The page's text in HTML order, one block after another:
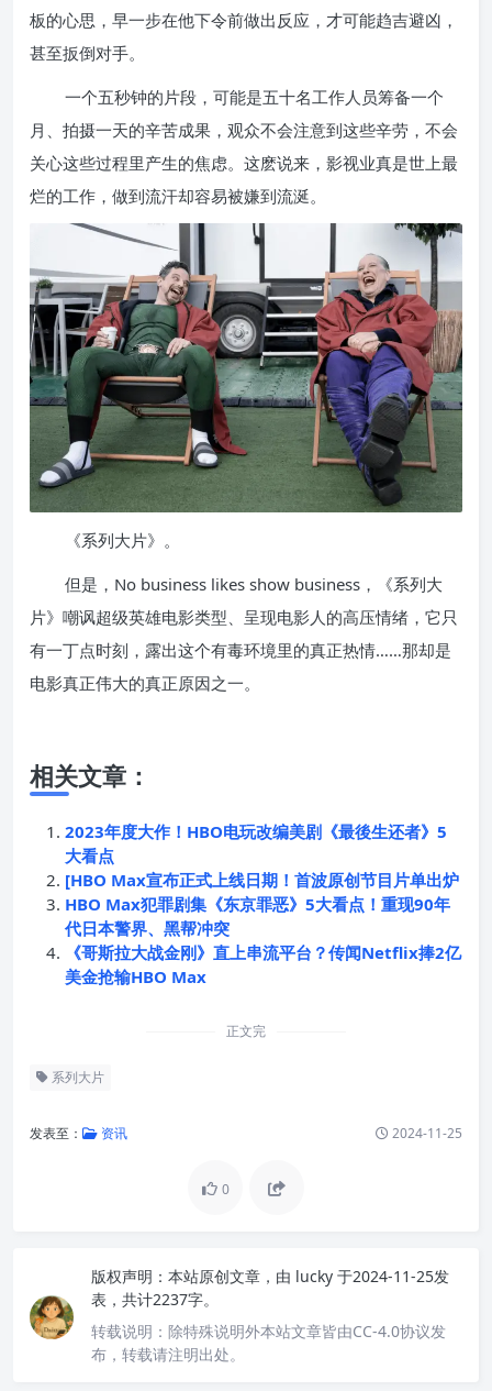
板的心思，早一步在他下令前做出反应，才可能趋吉避凶，
甚至扳倒对手。
一个五秒钟的片段，可能是五十名工作人员筹备一个
月、拍摄一天的辛苦成果，观众不会注意到这些辛劳，不会
关心这些过程里产生的焦虑。这麽说来，影视业真是世上最
烂的工作，做到流汗却容易被嫌到流涎。
《系列大片》。
但是，No business likes show business，《系列大
片》嘲讽超级英雄电影类型、呈现电影人的高压情绪，它只
有一丁点时刻，露出这个有毒环境里的真正热情……那却是
电影真正伟大的真正原因之一。
相关文章：
2023年度大作！HBO电玩改编美剧《最後生还者》5
大看点
[HBO Max宣布正式上线日期！首波原创节目片单出炉
HBO Max犯罪剧集《东京罪恶》5大看点！重现90年
代日本警界、黑帮冲突
《哥斯拉大战金刚》直上串流平台？传闻Netflix捧2亿
美金抢输HBO Max
正文完
系列大片
发表至： 资讯 2024-11-25
0
版权声明： 本站原创文章，由 lucky 于2024-11-25发
表，共计2237字。
转载说明： 除特殊说明外本站文章皆由CC-4.0协议发
布，转载请注明出处。